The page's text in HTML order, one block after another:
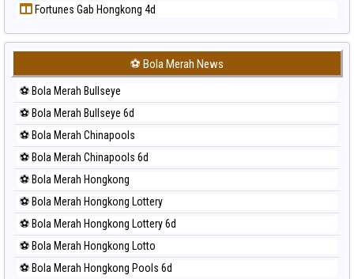
Prediksi Sydney Lottery
Prediksi Sydney Lottery 6d
Prediksi Sydney Pools 6d
Prediksi Taipei
Prediksi Taiwan
Fortunes Gab Hongkong 4d
⚽ Bola Merah News
⚽ Bola Merah Bullseye
⚽ Bola Merah Bullseye 6d
⚽ Bola Merah Chinapools
⚽ Bola Merah Chinapools 6d
⚽ Bola Merah Hongkong
⚽ Bola Merah Hongkong Lottery
⚽ Bola Merah Hongkong Lottery 6d
⚽ Bola Merah Hongkong Lotto
⚽ Bola Merah Hongkong Pools 6d